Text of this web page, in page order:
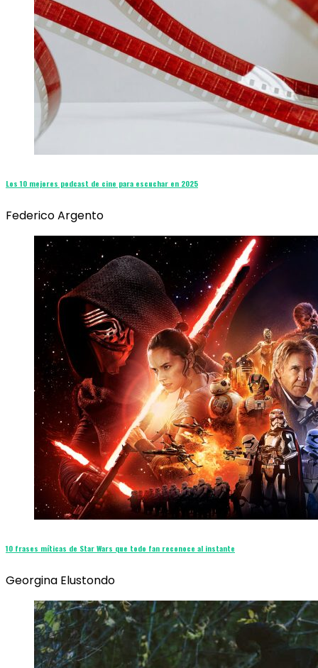
Los 10 mejores podcast de cine para escuchar en 2025
Federico Argento
10 frases míticas de Star Wars que todo fan reconoce al instante
Georgina Elustondo